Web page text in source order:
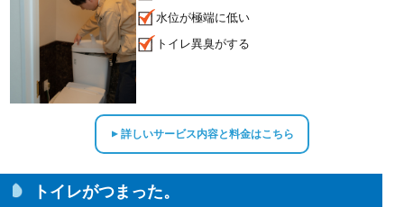
水位が極端に低い
トイレ異臭がする
▲詳しいサービス内容と料金はこちら
トイレがつまった。